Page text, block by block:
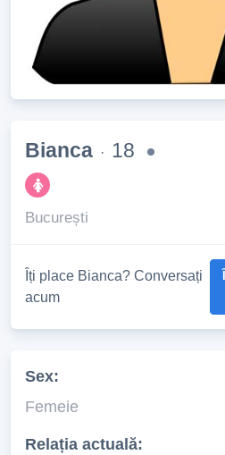
Bianca · 18
București
Îți place Bianca? Conversați
acum
Sex:
Femeie
Relația actuală: